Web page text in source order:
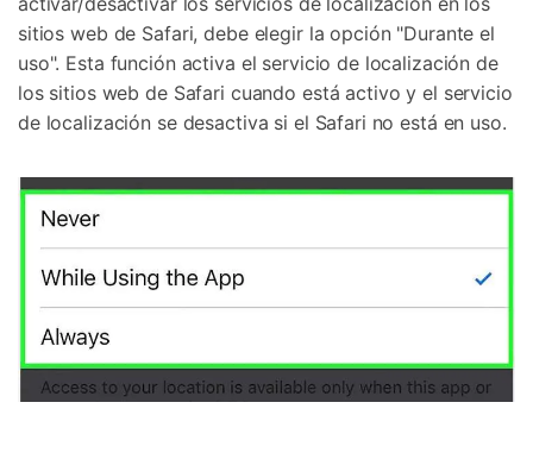
sitios web de Safari, debe elegir la opción "Durante el
uso". Esta función activa el servicio de localización de
los sitios web de Safari cuando está activo y el servicio
de localización se desactiva si el Safari no está en uso.